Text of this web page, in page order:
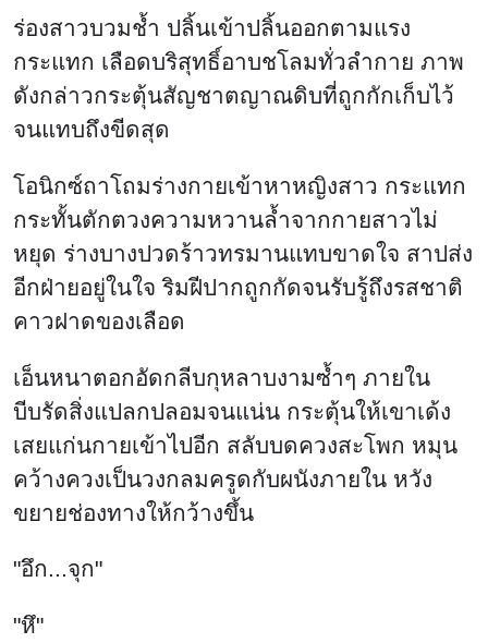
ร่องสาวบวมช้ำ ปลิ้นเข้าปลิ้นออกตามแรง
กระแทก เลือดบริสุทธิ์อาบชโลมทั่วลำกาย ภาพ
ดังกล่าวกระตุ้นสัญชาตญาณดิบที่ถูกกักเก็บไว้
จนแทบถึงขีดสุด